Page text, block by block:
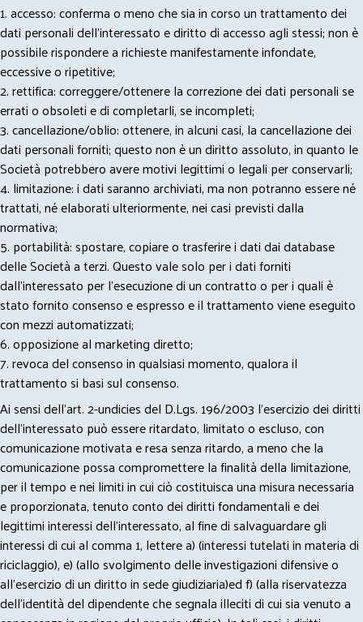
1. accesso: conferma o meno che sia in corso un trattamento dei
dati personali dell’interessato e diritto di accesso agli stessi; non è
possibile rispondere a richieste manifestamente infondate,
eccessive o ripetitive;
2. rettifica: correggere/ottenere la correzione dei dati personali se
errati o obsoleti e di completarli, se incompleti;
3. cancellazione/oblio: ottenere, in alcuni casi, la cancellazione dei
dati personali forniti; questo non è un diritto assoluto, in quanto le
Società potrebbero avere motivi legittimi o legali per conservarli;
4. limitazione: i dati saranno archiviati, ma non potranno essere né
trattati, né elaborati ulteriormente, nei casi previsti dalla
normativa;
5. portabilità: spostare, copiare o trasferire i dati dai database
delle Società a terzi. Questo vale solo per i dati forniti
dall’interessato per l’esecuzione di un contratto o per i quali è
stato fornito consenso e espresso e il trattamento viene eseguito
con mezzi automatizzati;
6. opposizione al marketing diretto;
7. revoca del consenso in qualsiasi momento, qualora il
trattamento si basi sul consenso.
Ai sensi dell’art. 2-undicies del D.Lgs. 196/2003 l’esercizio dei diritti
dell’interessato può essere ritardato, limitato o escluso, con
comunicazione motivata e resa senza ritardo, a meno che la
comunicazione possa compromettere la finalità della limitazione,
per il tempo e nei limiti in cui ciò costituisca una misura necessaria
e proporzionata, tenuto conto dei diritti fondamentali e dei
legittimi interessi dell’interessato, al fine di salvaguardare gli
interessi di cui al comma 1, lettere a) (interessi tutelati in materia di
riciclaggio), e) (allo svolgimento delle investigazioni difensive o
all’esercizio di un diritto in sede giudiziaria)ed f) (alla riservatezza
dell’identità del dipendente che segnala illeciti di cui sia venuto a